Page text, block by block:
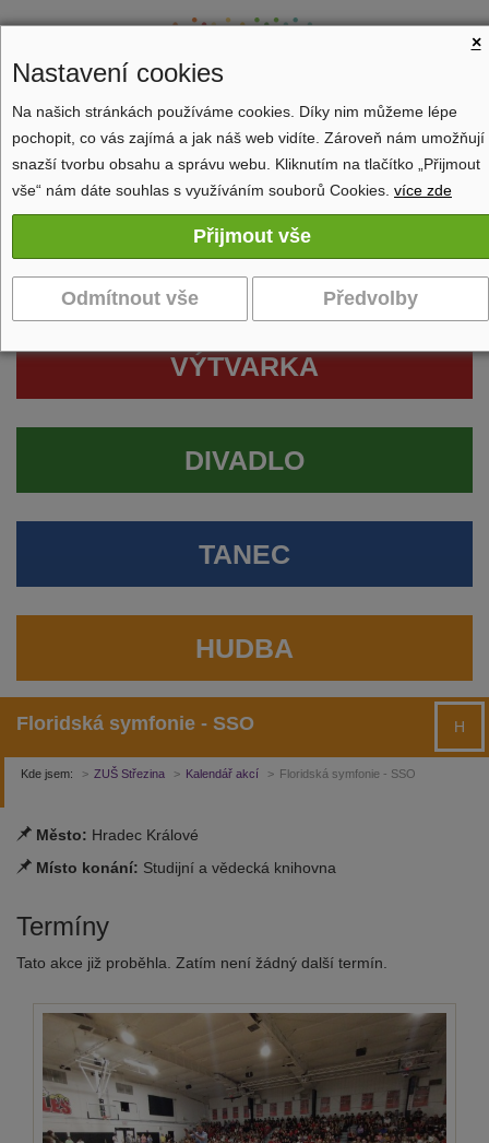
Zobrazit navigaci
VÝTVARKA
DIVADLO
TANEC
HUDBA
Floridská symfonie - SSO H
Kde jsem: ZUŠ Střezina Kalendář akcí Floridská symfonie - SSO
Město: Hradec Králové
Místo konání: Studijní a vědecká knihovna
Termíny
Tato akce již proběhla. Zatím není žádný další termín.
×
Nastavení cookies
Na našich stránkách používáme cookies. Díky nim můžeme lépe
pochopit, co vás zajímá a jak náš web vidíte. Zároveň nám umožňují
snazší tvorbu obsahu a správu webu. Kliknutím na tlačítko „Přijmout
vše“ nám dáte souhlas s využíváním souborů Cookies. více zde